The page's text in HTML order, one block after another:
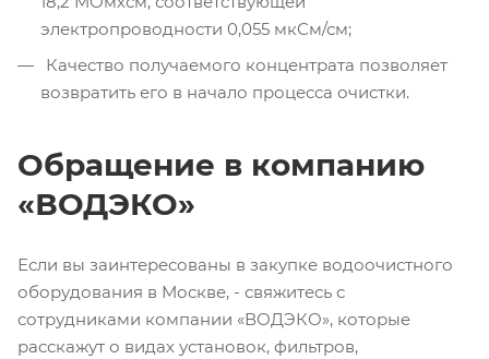
электропроводности 0,055 мкСм/см;
Качество получаемого концентрата позволяет
возвратить его в начало процесса очистки.
Обращение в компанию
«ВОДЭКО»
Если вы заинтересованы в закупке водоочистного
оборудования в Москве, - свяжитесь с
сотрудниками компании «ВОДЭКО», которые
расскажут о видах установок, фильтров,